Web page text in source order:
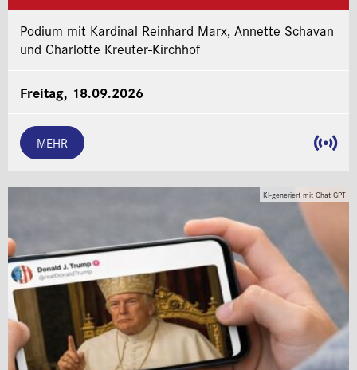
Podium mit Kardinal Reinhard Marx, Annette Schavan
und Charlotte Kreuter-Kirchhof
Freitag, 18.09.2026
MEHR
KI-generiert mit Chat GPT